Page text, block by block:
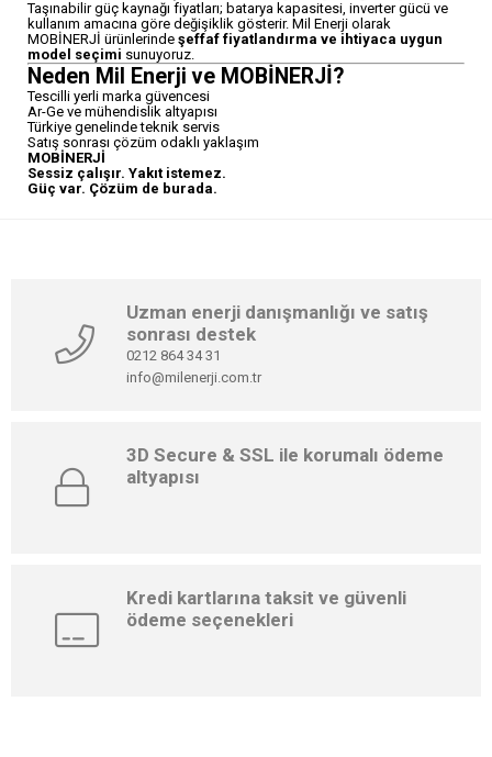
Taşınabilir güç kaynağı fiyatları; batarya kapasitesi, inverter gücü ve
kullanım amacına göre değişiklik gösterir. Mil Enerji olarak
MOBİNERJİ ürünlerinde şeffaf fiyatlandırma ve ihtiyaca uygun
model seçimi sunuyoruz.
Neden Mil Enerji ve MOBİNERJİ?
Tescilli yerli marka güvencesi
Ar-Ge ve mühendislik altyapısı
Türkiye genelinde teknik servis
Satış sonrası çözüm odaklı yaklaşım
MOBİNERJİ
Sessiz çalışır. Yakıt istemez.
Güç var. Çözüm de burada.
Uzman enerji danışmanlığı ve satış
sonrası destek
0212 864 34 31
info@milenerji.com.tr
3D Secure & SSL ile korumalı ödeme
altyapısı
Kredi kartlarına taksit ve güvenli
ödeme seçenekleri